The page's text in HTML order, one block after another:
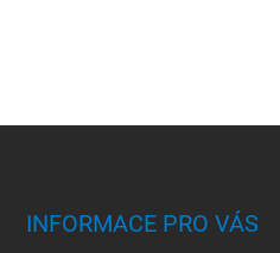
INFORMACE PRO VÁS